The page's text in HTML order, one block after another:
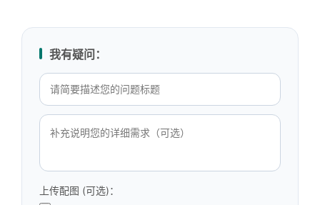
我有疑问：
上传配图 (可选)：